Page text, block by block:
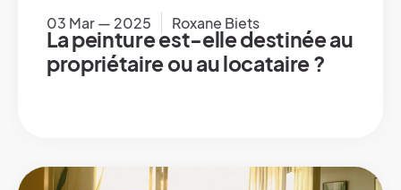
03 Mar — 2025 Roxane Biets
La peinture est-elle destinée au
propriétaire ou au locataire ?